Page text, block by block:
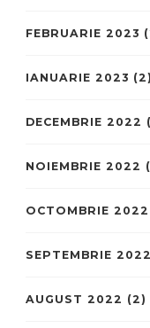
FEBRUARIE 2023
IANUARIE 2023 (2)
DECEMBRIE 2022
NOIEMBRIE 2022
OCTOMBRIE 2022
SEPTEMBRIE 2022
AUGUST 2022 (2)